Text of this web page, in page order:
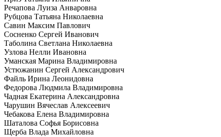
Речапова Луиза Анваровна
Рубцова Татьяна Николаевна
Савин Максим Павлович
Сосненко Сергей Иванович
Таболина Светлана Николаевна
Узлова Нелли Ивановна
Уманская Марина Владимировна
Устюжанин Сергей Александрович
Файль Ирина Леонидовна
Федорова Людмила Владимировна
Чадная Екатерина Александровна
Чарушин Вячеслав Алексеевич
Чебакова Елена Владимировна
Шаталова Софья Борисовна
Щерба Влада Михайловна